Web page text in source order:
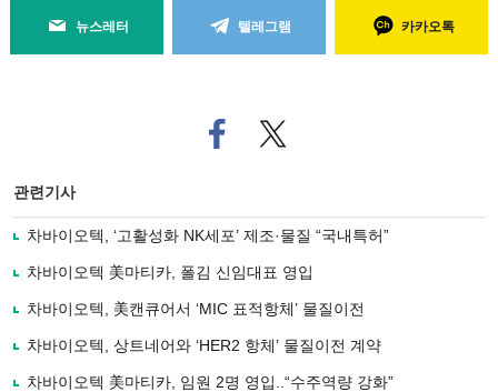
뉴스레터 텔레그램 카카오톡
페
이
로
기
사
유
기
트위
터로
관련기사
차바이오텍, ‘고활성화 NK세포’ 제조·물질 “국내특허”
차바이오텍 美마티카, 폴김 신임대표 영입
차바이오텍, 美캔큐어서 ‘MIC 표적항체’ 물질이전
차바이오텍, 상트네어와 ‘HER2 항체’ 물질이전 계약
차바이오텍 美마티카, 임원 2명 영입..“수주역량 강화”